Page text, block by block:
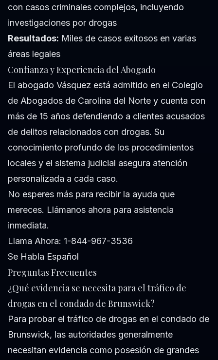
con casos criminales complejos, incluyendo
investigaciones por drogas
Resultados: Miles de casos exitosos en varias
áreas legales
Confianza y Experiencia del Abogado
El abogado Vásquez está admitido en el Colegio
de Abogados de Carolina del Norte y cuenta con
más de 15 años defendiendo a clientes acusados
de delitos relacionados con drogas. Su
conocimiento profundo de los procedimientos
locales y el sistema judicial asegura atención
personalizada a cada caso.
No esperes más para recibir la ayuda que
mereces. Llámanos ahora para asistencia
inmediata.
Llama Ahora: 1-844-967-3536
Se Habla Español
Preguntas Frecuentes
¿Qué evidencia se necesita para el tráfico de
drogas en el condado de Brunswick?
Para probar el tráfico de drogas en el condado de
Brunswick, las autoridades generalmente
necesitan evidencia como posesión de grandes